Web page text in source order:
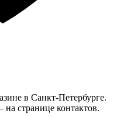
в Санкт-Петербурге.
странице контактов.